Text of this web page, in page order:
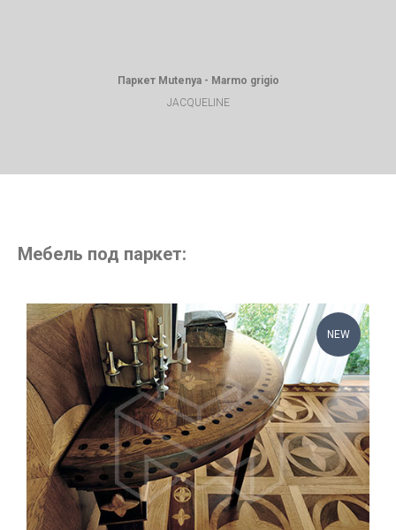
Паркет Mutenya - Marmo grigio
JACQUELINE
Мебель под паркет:
NEW